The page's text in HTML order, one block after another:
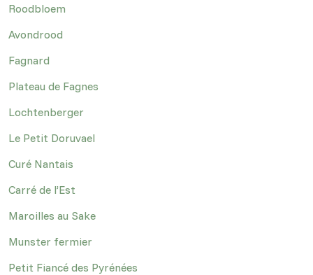
Roodbloem
Avondrood
Fagnard
Plateau de Fagnes
Lochtenberger
Le Petit Doruvael
Curé Nantais
Carré de l’Est
Maroilles au Sake
Munster fermier
Petit Fiancé des Pyrénées